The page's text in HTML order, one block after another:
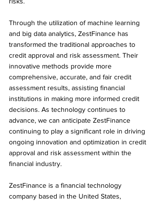
Through the utilization of machine learning
and big data analytics, ZestFinance has
transformed the traditional approaches to
credit approval and risk assessment. Their
innovative methods provide more
comprehensive, accurate, and fair credit
assessment results, assisting financial
institutions in making more informed credit
decisions. As technology continues to
advance, we can anticipate ZestFinance
continuing to play a significant role in driving
ongoing innovation and optimization in credit
approval and risk assessment within the
financial industry.
ZestFinance is a financial technology
company based in the United States,